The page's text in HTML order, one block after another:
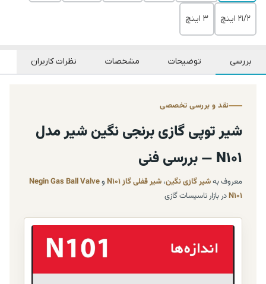
21/2 اینچ 3 اینچ
بررسی توضیحات مشخصات نظرات کاربران
نقد و بررسی تخصصی
شیر توپی گازی برنجی نگین شیر مدل
N101 — بررسی فنی
معروف بهشیر گازی نگین، شیر قفلی گاز N101 وNegin Gas Ball Valve
N101در بازار تاسیسات گازی